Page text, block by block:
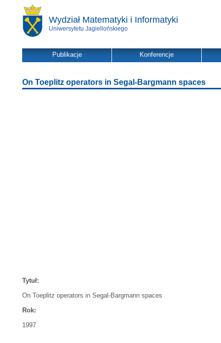
Wydział Matematyki i Informatyki
Uniwersytetu Jagiellońskiego
Publikacje Konferencje
On Toeplitz operators in Segal-Bargmann spaces
Tytuł:
On Toeplitz operators in Segal-Bargmann spaces
Rok:
1997